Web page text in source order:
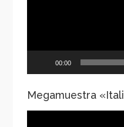
00:00
Megamuestra